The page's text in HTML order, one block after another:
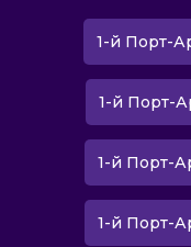
1-й Порт-
1-й Порт-
1-й Порт-
1-й Порт-